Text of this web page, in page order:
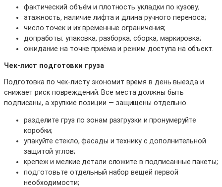
фактический объём и плотность укладки по кузову;
этажность, наличие лифта и длина ручного переноса;
число точек и их временные ограничения;
допработы: упаковка, разборка, сборка, маркировка;
ожидание на точке приёма и режим доступа на объект.
Чек-лист подготовки груза
Подготовка по чек-листу экономит время в день выезда и
снижает риск повреждений. Все места должны быть
подписаны, а хрупкие позиции — защищены отдельно.
разделите груз по зонам разгрузки и пронумеруйте
коробки;
упакуйте стекло, фасады и технику с дополнительной
защитой углов;
крепёж и мелкие детали сложите в подписанные пакеты;
подготовьте отдельный набор вещей первой
необходимости;